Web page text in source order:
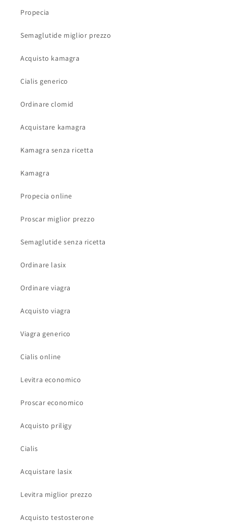
Propecia
Semaglutide miglior prezzo
Acquisto kamagra
Cialis generico
Ordinare clomid
Acquistare kamagra
Kamagra senza ricetta
Kamagra
Propecia online
Proscar miglior prezzo
Semaglutide senza ricetta
Ordinare lasix
Ordinare viagra
Acquisto viagra
Viagra generico
Cialis online
Levitra economico
Proscar economico
Acquisto priligy
Cialis
Acquistare lasix
Levitra miglior prezzo
Acquisto testosterone